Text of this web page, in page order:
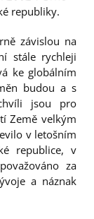
republiky.
závislou na
stále rychleji
ke globálním
budou a s
jsou pro
Země velkým
v letošním
republice, v
za
a náznak